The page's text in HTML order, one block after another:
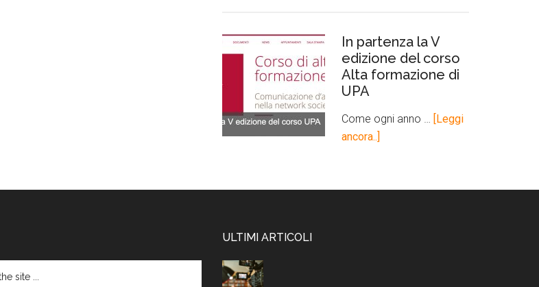
In partenza la V
edizione del corso
Alta formazione di
UPA
Come ogni anno …
[Leggi
ancora..]
ULTIMI ARTICOLI